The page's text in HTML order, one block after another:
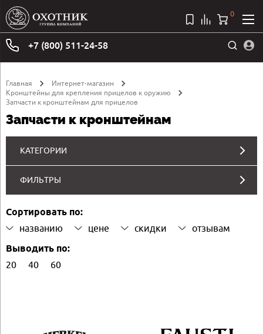
+7 (800) 511-24-58
0
Главная
Интернет-магазин
Кронштейны для крепления прицелов к оружию
Запчасти к кронштейнам для прицелов
Запчасти к кронштейнам
КАТЕГОРИИ
ФИЛЬТРЫ
Сортировать по:
названию цене скидки отзывам
Выводить по:
20 40 60